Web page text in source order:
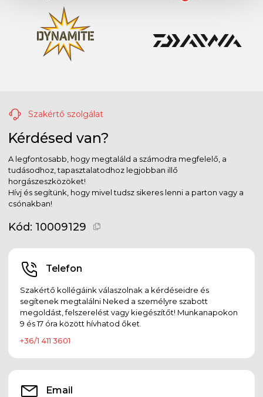
Szakértő szolgálat
Kérdésed van?
A legfontosabb, hogy megtaláld a számodra megfelelő, a
tudásodhoz, tapasztalatodhoz legjobban illő
horgászeszközöket!
Hívj és segítünk, hogy mivel tudsz sikeres lenni a parton vagy a
csónakban!
Kód: 10009129
Telefon
Szakértő kollégáink válaszolnak a kérdéseidre és
segítenek megtalálni Neked a személyre szabott
megoldást, felszerelést vagy kiegészítőt! Munkanapokon
9 és 17 óra között hívhatod őket.
+36/1 411 3601
Email